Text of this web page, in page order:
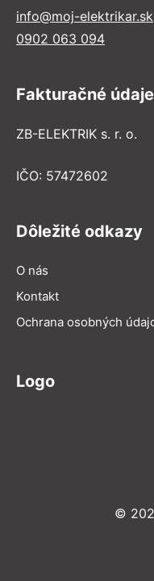
info@moj-elektrikar.sk
0902 063 094
Fakturačné údaje
ZB-ELEKTRIK s. r. o.
IČO: 57472602
Dôležité odkazy
O nás
Kontakt
Ochrana osobných
Logo
©